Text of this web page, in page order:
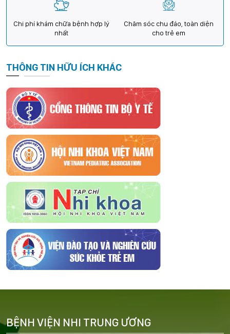
Chi phí khám chữa bệnh hợp lý
nhất
Chăm sóc chu đáo, toàn diện
cho trẻ em
THÔNG TIN HỮU ÍCH KHÁC
BỆNH VIỆN NHI TRUNG ƯƠNG